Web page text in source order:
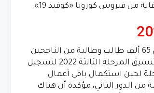
من فيروس كورونا «كوفيد 19».
، أن هناك ما يقرب من 65 ألف طالب وطالبة من الناجحين
في امتحانات الدور الأول للثانوية العامة في انتظار بدء موعد تنسيق المرحلة الثالثة 2022 لتسجيل
لحين استكمال باقي أعمال
من الدور الثاني، مؤكدة أن هناك